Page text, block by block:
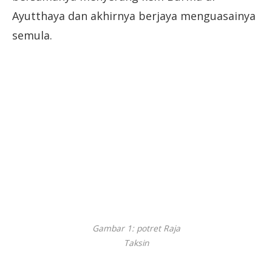
Ayutthaya dan akhirnya berjaya menguasainya
semula.
Gambar 1: potret Raja
Taksin